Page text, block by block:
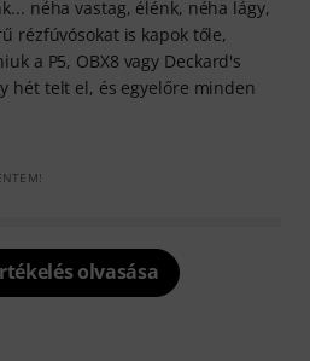
néha vastag, élénk, néha lágy,
rézfúvósokat is kapok tőle,
a P5, OBX8 vagy Deckard's
hét telt el, és egyelőre minden
olvasása